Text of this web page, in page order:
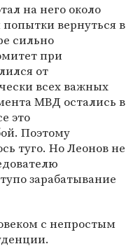
на него около
вернуться в
сильно
при
от
всех важных
МВД остались в
это
Поэтому
туго. Но Леонов не
зарабатывание
с непростым